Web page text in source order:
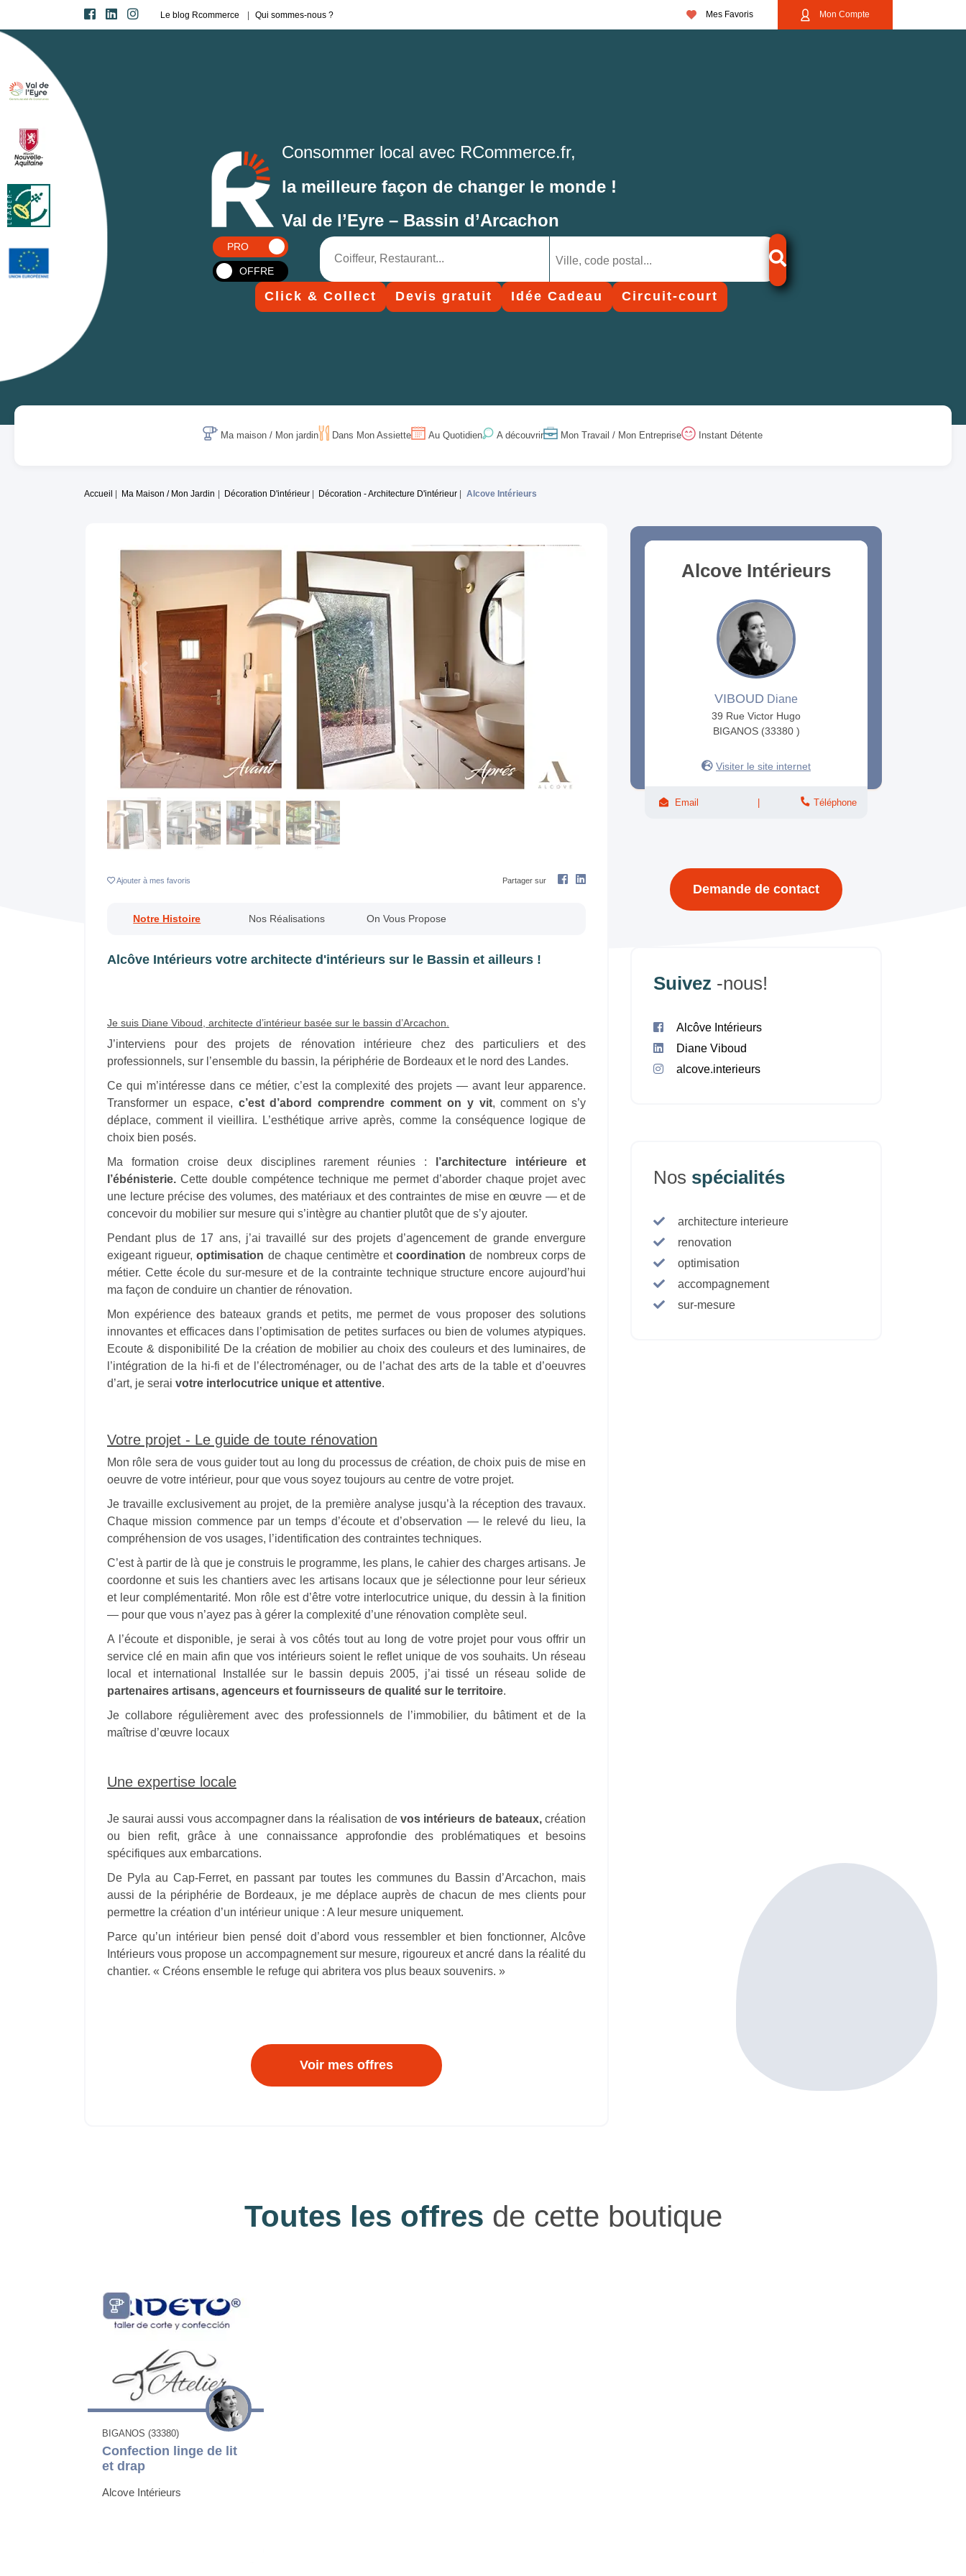
Le blog Rcommerce Qui sommes-nous ? Mes Favoris Mon Compte
Consommer local avec RCommerce.fr,
la meilleure façon de changer le monde !
Val de l’Eyre – Bassin d’Arcachon
PRO
OFFRE
Click & Collect Devis gratuit Idée Cadeau Circuit-court
Ma maison / Mon jardin Dans Mon Assiette Au Quotidien A découvrir Mon Travail / Mon Entreprise Instant Détente
Accueil Ma Maison / Mon Jardin Décoration D'intérieur Décoration - Architecture D'intérieur Alcove Intérieurs
Previous
Ajouter à mes favoris Partager sur
Notre Histoire Nos Réalisations On Vous Propose
Alcôve Intérieurs votre architecte d'intérieurs sur le Bassin et ailleurs !
Je suis Diane Viboud, architecte d’intérieur basée sur le bassin d’Arcachon.
J’interviens pour des projets de rénovation intérieure chez des particuliers et des
professionnels, sur l’ensemble du bassin, la périphérie de Bordeaux et le nord des Landes.
Ce qui m’intéresse dans ce métier, c’est la complexité des projets — avant leur apparence.
Transformer un espace, c’est d’abord comprendre comment on y vit, comment on s’y
déplace, comment il vieillira. L’esthétique arrive après, comme la conséquence logique de
choix bien posés.
Ma formation croise deux disciplines rarement réunies :
l’architecture intérieure et
l’ébénisterie. Cette double compétence technique me permet d’aborder chaque projet avec
une lecture précise des volumes, des matériaux et des contraintes de mise en œuvre — et de
concevoir du mobilier sur mesure qui s’intègre au chantier plutôt que de s’y ajouter.
Pendant plus de 17 ans, j’ai travaillé sur des projets d’agencement de grande envergure
exigeant rigueur,optimisation de chaque centimètre etcoordination de nombreux corps de
métier. Cette école du sur-mesure et de la contrainte technique structure encore aujourd’hui
ma façon de conduire un chantier de rénovation.
Mon expérience des bateaux grands et petits, me permet de vous proposer des solutions
innovantes et efficaces dans l’optimisation de petites surfaces ou bien de volumes atypiques.
Ecoute & disponibilité De la création de mobilier au choix des couleurs et des luminaires, de
l’intégration de la hi-fi et de l’électroménager, ou de l’achat des arts de la table et d’oeuvres
d’art, je serai votre interlocutrice unique et attentive.
Votre projet - Le guide de toute rénovation
Mon rôle sera de vous guider tout au long du processus de création, de choix puis de mise en
oeuvre de votre intérieur, pour que vous soyez toujours au centre de votre projet.
Je travaille exclusivement au projet, de la première analyse jusqu’à la réception des travaux.
Chaque mission commence par un temps d’écoute et d’observation — le relevé du lieu, la
compréhension de vos usages, l’identification des contraintes techniques.
C’est à partir de là que je construis le programme, les plans, le cahier des charges artisans. Je
coordonne et suis les chantiers avec les artisans locaux que je sélectionne pour leur sérieux
et leur complémentarité. Mon rôle est d’être votre interlocutrice unique, du dessin à la finition
— pour que vous n’ayez pas à gérer la complexité d’une rénovation complète seul.
A l’écoute et disponible, je serai à vos côtés tout au long de votre projet pour vous offrir un
service clé en main afin que vos intérieurs soient le reflet unique de vos souhaits. Un réseau
local et international Installée sur le bassin depuis 2005, j’ai tissé un réseau solide de
partenaires artisans, agenceurs et fournisseurs de qualité sur le territoire.
Je collabore régulièrement avec des professionnels de l’immobilier, du bâtiment et de la
maîtrise d’œuvre locaux
Une expertise locale
Je saurai aussi vous accompagner dans la réalisation devos intérieurs de bateaux,création
ou bien refit, grâce à une connaissance approfondie des problématiques et besoins
spécifiques aux embarcations.
De Pyla au Cap-Ferret, en passant par toutes les communes du Bassin d’Arcachon, mais
aussi de la périphérie de Bordeaux, je me déplace auprès de chacun de mes clients pour
permettre la création d’un intérieur unique : A leur mesure uniquement.
Parce qu’un intérieur bien pensé doit d’abord vous ressembler et bien fonctionner, Alcôve
Intérieurs vous propose un accompagnement sur mesure, rigoureux et ancré dans la réalité du
chantier. « Créons ensemble le refuge qui abritera vos plus beaux souvenirs. »
Voir mes offres
Alcove Intérieurs
VIBOUD Diane
39 Rue Victor Hugo
BIGANOS (33380 )
Visiter le site internet
Email Téléphone
Demande de contact
Suivez -nous!
Alcôve Intérieurs
Diane Viboud
alcove.interieurs
Nos spécialités
architecture interieure
renovation
optimisation
accompagnement
sur-mesure
Toutes les offres de cette boutique
BIGANOS (33380)
Confection linge de lit
et drap
Alcove Intérieurs